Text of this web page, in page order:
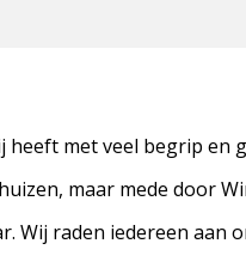
met veel begrip en
maar mede door
raden iedereen aan